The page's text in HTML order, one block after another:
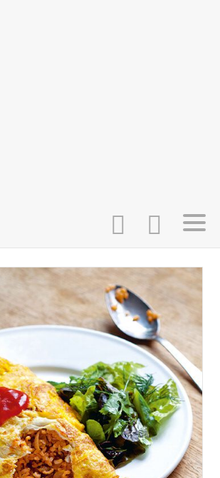
INLOGGEN
AANMELDEN
HOME
RECEPTEN
WEEKMENU'S
KOOKBOEKEN